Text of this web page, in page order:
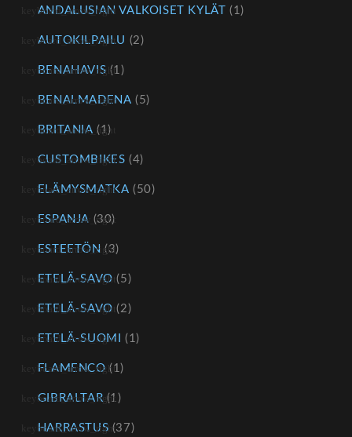
ANDALUSIAN VALKOISET KYLÄT (1)
AUTOKILPAILU (2)
BENAHAVIS (1)
BENALMADENA (5)
BRITANIA (1)
CUSTOMBIKES (4)
ELÄMYSMATKA (50)
ESPANJA (30)
ESTEETÖN (3)
ETELÄ-SAVO (5)
ETELÄ-SAVO (2)
ETELÄ-SUOMI (1)
FLAMENCO (1)
GIBRALTAR(1)
HARRASTUS (37)